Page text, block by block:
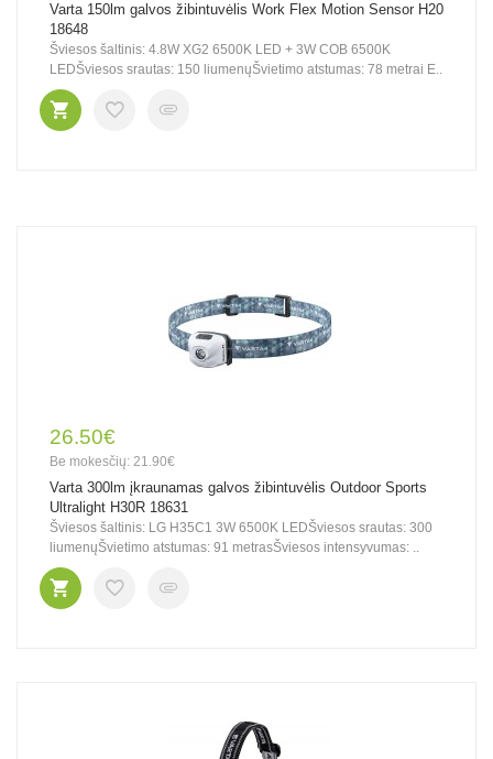
Varta 150lm galvos žibintuvėlis Work Flex Motion Sensor H20
18648
Šviesos šaltinis: 4.8W XG2 6500K LED + 3W COB 6500K
LEDŠviesos srautas: 150 liumenųŠvietimo atstumas: 78 metrai E..
26.50€
Be mokesčių: 21.90€
Varta 300lm įkraunamas galvos žibintuvėlis Outdoor Sports
Ultralight H30R 18631
Šviesos šaltinis: LG H35C1 3W 6500K LEDŠviesos srautas: 300
liumenųŠvietimo atstumas: 91 metrasŠviesos intensyvumas: ..